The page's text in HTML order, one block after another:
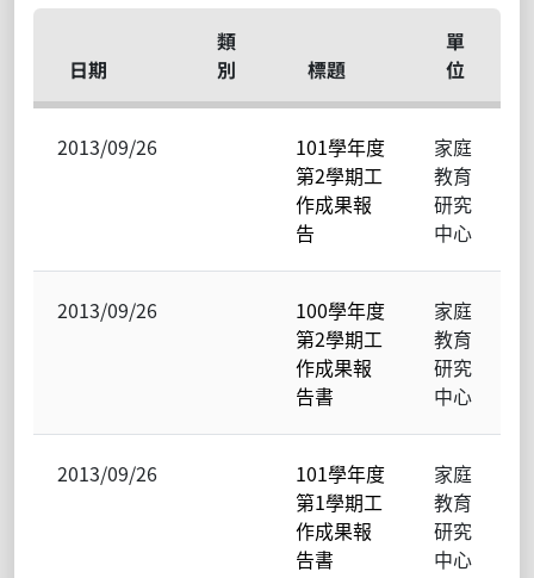
日期
類
別
標題
單
位
2013/09/26
101學年度
第2學期工
作成果報
告
家庭
教育
研究
中心
2013/09/26
100學年度
第2學期工
作成果報
告書
家庭
教育
研究
中心
2013/09/26
101學年度
第1學期工
作成果報
告書
家庭
教育
研究
中心